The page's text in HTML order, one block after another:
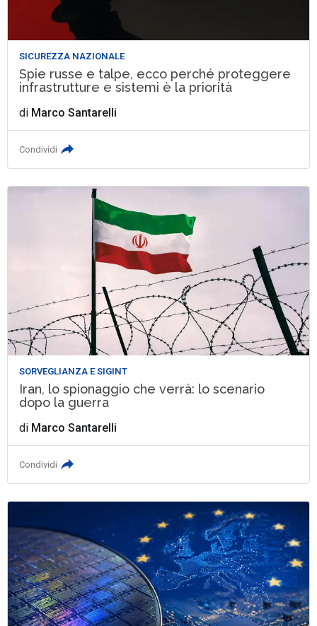
SICUREZZA NAZIONALE
Spie russe e talpe, ecco perché proteggere
infrastrutture e sistemi è la priorità
di Marco Santarelli
Condividi
SORVEGLIANZA E SIGINT
Iran, lo spionaggio che verrà: lo scenario
dopo la guerra
di Marco Santarelli
Condividi